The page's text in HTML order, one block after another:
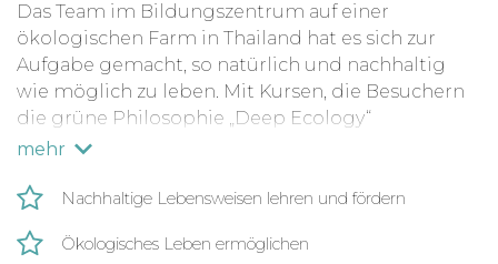
Das Team im Bildungszentrum auf einer
ökologischen Farm in Thailand hat es sich zur
Aufgabe gemacht, so natürlich und nachhaltig
wie möglich zu leben. Mit Kursen, die Besuchern
die grüne Philosophie „Deep Ecology“
nahebringen soll, möchten sie den Weg zu einer
können die Organisation dabei unterstützen, die
Farm zu pflegen, eigene Ideen einbringen und
dabei für sich selbst eine neue Lebensart
mehr
Nachhaltige Lebensweisen lehren und fördern
Ökologisches Leben ermöglichen